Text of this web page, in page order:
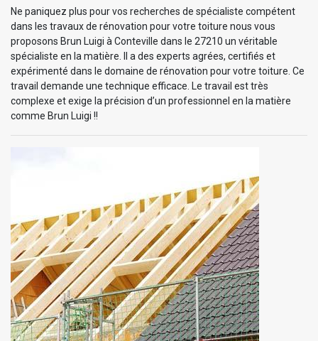
Ne paniquez plus pour vos recherches de spécialiste compétent
dans les travaux de rénovation pour votre toiture nous vous
proposons Brun Luigi à Conteville dans le 27210 un véritable
spécialiste en la matière. Il a des experts agrées, certifiés et
expérimenté dans le domaine de rénovation pour votre toiture. Ce
travail demande une technique efficace. Le travail est très
complexe et exige la précision d’un professionnel en la matière
comme Brun Luigi !!